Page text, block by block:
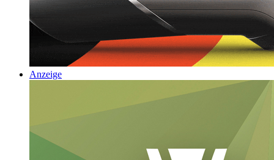
Anzeige